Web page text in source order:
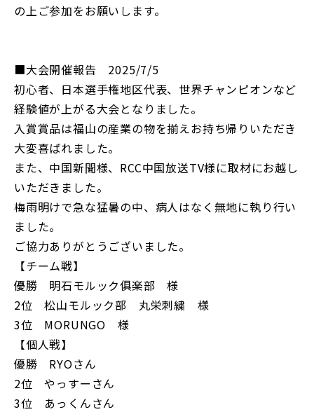
の上ご参加をお願いします。
■大会開催報告 2025/7/5
初心者、日本選手権地区代表、世界チャンピオンなど
経験値が上がる大会となりました。
入賞賞品は福山の産業の物を揃えお持ち帰りいただき
大変喜ばれました。
また、中国新聞様、RCC中国放送TV様に取材にお越し
いただきました。
梅雨明けで急な猛暑の中、病人はなく無地に執り行い
ました。
ご協力ありがとうございました。
【チーム戦】
優勝 明石モルック俱楽部 様
2位 松山モルック部 丸栄刺繍 様
3位 MORUNGO 様
【個人戦】
優勝 RYOさん
2位 やっすーさん
3位 あっくんさん